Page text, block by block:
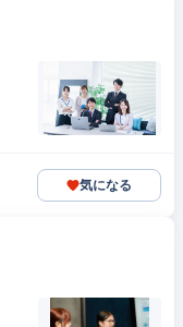
気になる